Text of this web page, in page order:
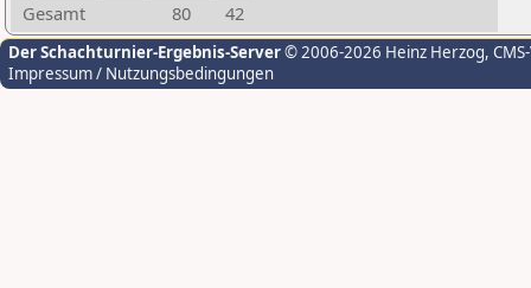
Gesamt
80 42
Der Schachturnier-Ergebnis-Server© 2006-2026 Heinz Herzog,
Impressum / Nutzungsbedingungen